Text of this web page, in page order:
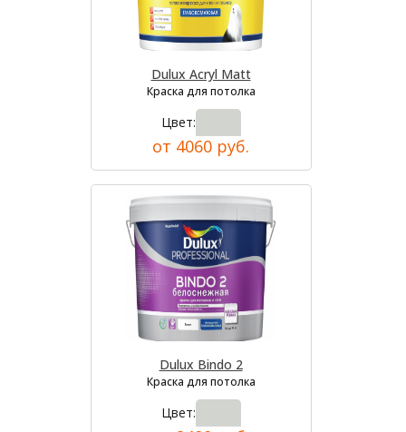
Dulux Acryl Matt
Краска для потолка
Цвет:
от 4060 руб.
Dulux Bindo 2
Краска для потолка
Цвет: